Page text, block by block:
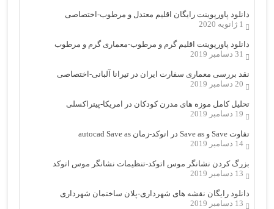
دانلود پاورپوینت رایگان اقلیم معتدل و مرطوب-اختصاصی
1 ژانویه 2020
دانلود پاورپوینت اقلیم گرم و مرطوب-معماری گرم و مرطوب
31 دسامبر 2019
نقد بررسی معماری سفارت ایران در تیرانا آلبانی-اختصاصی
20 دسامبر 2019
تحلیل کامل موزه های مدرن کودکان در امریکا-پیتراکسلی
19 دسامبر 2019
تفاوت Save و Save as در اتوکد-زمان autocad Save as
14 دسامبر 2019
بزرگ کردن نشانگر موس اتوکد-تنظیمات نشانگر موس اتوکد
13 دسامبر 2019
دانلود رایگان نقشه های شهرداری-پلان ساختمان شهرداری
13 دسامبر 2019